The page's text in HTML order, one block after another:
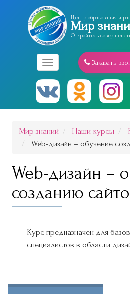
Центр образования и
Мир
Откройтесь
Заказать
Меню
Мир знаний Наши курсы
Web-дизайн – обучение
Web-дизайн –
созданию
Курс предназначен для
специалистов в области